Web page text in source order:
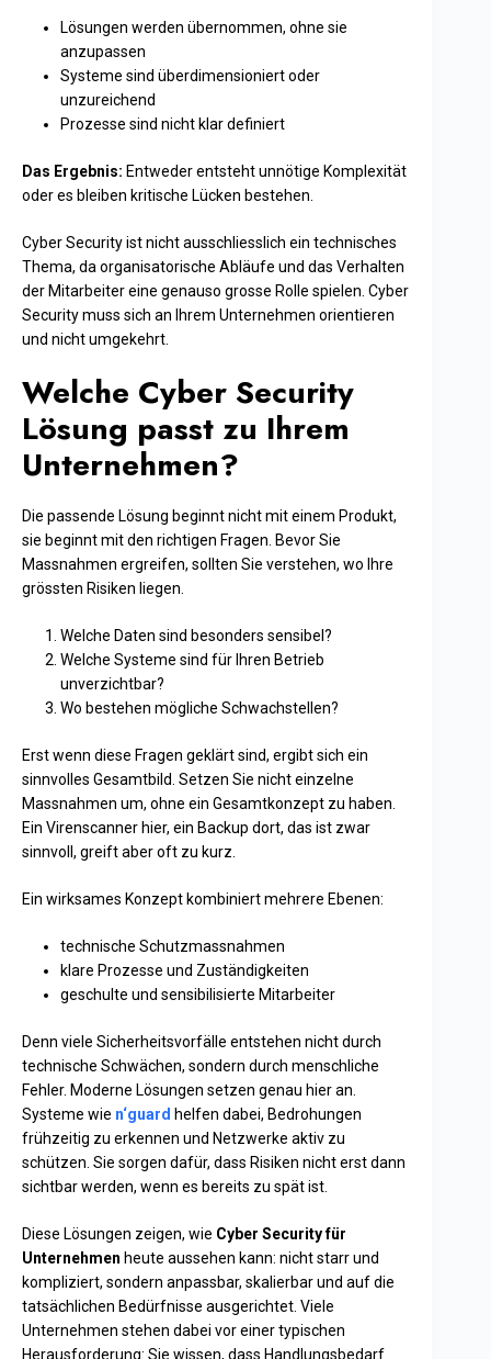
Lösungen werden übernommen, ohne sie
anzupassen
Systeme sind überdimensioniert oder
unzureichend
Prozesse sind nicht klar definiert
Das Ergebnis: Entweder entsteht unnötige Komplexität
oder es bleiben kritische Lücken bestehen.
Cyber Security ist nicht ausschliesslich ein technisches
Thema, da organisatorische Abläufe und das Verhalten
der Mitarbeiter eine genauso grosse Rolle spielen. Cyber
Security muss sich an Ihrem Unternehmen orientieren
und nicht umgekehrt.
Welche Cyber Security
Lösung passt zu Ihrem
Unternehmen?
Die passende Lösung beginnt nicht mit einem Produkt,
sie beginnt mit den richtigen Fragen. Bevor Sie
Massnahmen ergreifen, sollten Sie verstehen, wo Ihre
grössten Risiken liegen.
Welche Daten sind besonders sensibel?
Welche Systeme sind für Ihren Betrieb
unverzichtbar?
Wo bestehen mögliche Schwachstellen?
Erst wenn diese Fragen geklärt sind, ergibt sich ein
sinnvolles Gesamtbild. Setzen Sie nicht einzelne
Massnahmen um, ohne ein Gesamtkonzept zu haben.
Ein Virenscanner hier, ein Backup dort, das ist zwar
sinnvoll, greift aber oft zu kurz.
Ein wirksames Konzept kombiniert mehrere Ebenen:
technische Schutzmassnahmen
klare Prozesse und Zuständigkeiten
geschulte und sensibilisierte Mitarbeiter
Denn viele Sicherheitsvorfälle entstehen nicht durch
technische Schwächen, sondern durch menschliche
Fehler. Moderne Lösungen setzen genau hier an.
Systeme wie n‘guard helfen dabei, Bedrohungen
frühzeitig zu erkennen und Netzwerke aktiv zu
schützen. Sie sorgen dafür, dass Risiken nicht erst dann
sichtbar werden, wenn es bereits zu spät ist.
Diese Lösungen zeigen, wie Cyber Security für
Unternehmen heute aussehen kann: nicht starr und
kompliziert, sondern anpassbar, skalierbar und auf die
tatsächlichen Bedürfnisse ausgerichtet. Viele
Unternehmen stehen dabei vor einer typischen
Herausforderung: Sie wissen, dass Handlungsbedarf